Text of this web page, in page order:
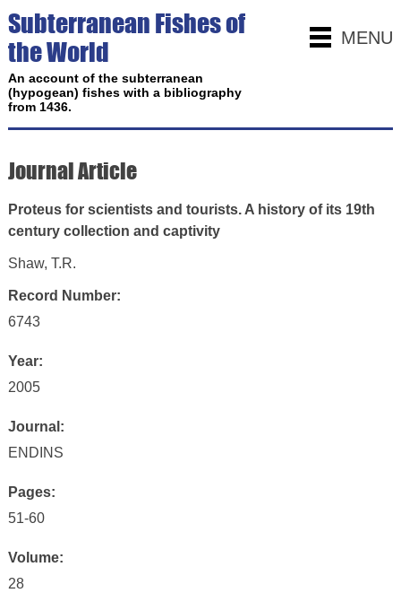
MENU
Subterranean Fishes of
the World
An account of the subterranean
(hypogean) fishes with a bibliography
from 1436.
Journal Article
Proteus for scientists and tourists. A history of its 19th
century collection and captivity
Shaw, T.R.
Record Number:
6743
Year:
2005
Journal:
ENDINS
Pages:
51-60
Volume:
28